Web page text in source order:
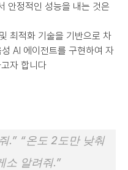
안정적인 성능을 내는 것은
최적화 기술을 기반으로 차
AI 에이전트를 구현하여 자
자 합니다
.” “온도 2도만 낮춰
소 알려줘.”